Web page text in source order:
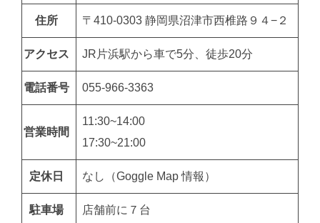
住所 〒410-0303 静岡県沼津市西椎路９４−２
アクセス JR片浜駅から車で5分、徒歩20分
電話番号 055-966-3363
営業時間
11:30~14:00
17:30~21:00
定休日 なし（Goggle Map 情報）
駐車場 店舗前に７台